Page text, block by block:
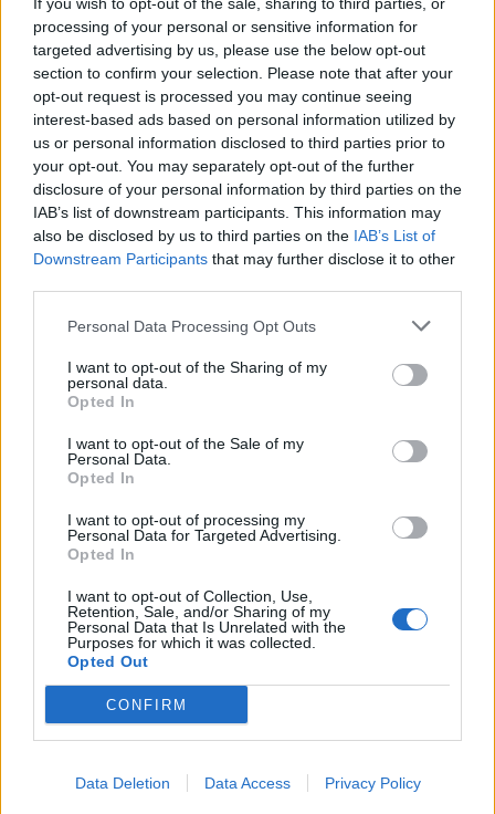
processing of your personal or sensitive information for
targeted advertising by us, please use the below opt-out
section to confirm your selection. Please note that after your
opt-out request is processed you may continue seeing
interest-based ads based on personal information utilized by
us or personal information disclosed to third parties prior to
your opt-out. You may separately opt-out of the further
disclosure of your personal information by third parties on the
IAB’s list of downstream participants. This information may
also be disclosed by us to third parties on the IAB’s List of
Downstream Participants that may further disclose it to other
Personal Data Processing Opt Outs
I want to opt-out of the Sharing of my
personal data.
Opted In
I want to opt-out of the Sale of my
Personal Data.
Opted In
I want to opt-out of processing my
Personal Data for Targeted Advertising.
Opted In
I want to opt-out of Collection, Use,
Retention, Sale, and/or Sharing of my
Personal Data that Is Unrelated with the
Purposes for which it was collected.
Opted Out
CONFIRM
Data Deletion Data Access Privacy Policy
França volta a evacuar milhares de
pessoas devido a incêndio de grandes
dimensões na Gironda
ASAE deteta infrações em fiscalização
a estações de comboios e terminais de
expressos
Novas regras do Registo Nacional de
Utentes estão a deixar cidadãos sem
comparticipação nos medicamentos